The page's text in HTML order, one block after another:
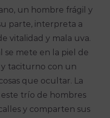
un hombre frágil y
parte, interpreta a
vitalidad y mala uva.
se mete en la piel de
y taciturno con un
que ocultar. La
trío de hombres
y comparten sus